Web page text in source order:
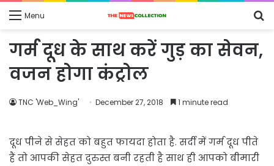
Menu
गर्म दूध के साथ करें गुड़ का सेवन,
वजन होगा कंट्रोल
TNC 'Web_Wing' December 27, 2018 1 minute read
दूध पीने से सेहत को बहुत फायदा होता है. सर्दी में गर्म दूध पीते
हैं तो आपकी सेहत दुरुस्त बनी रहती है साथ ही आपको बीमारी